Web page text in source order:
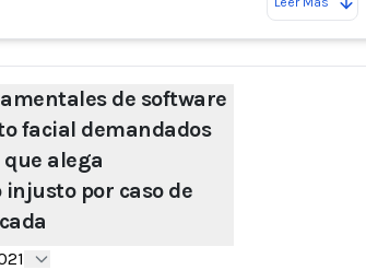
de software
facial demandados
alega
por caso de